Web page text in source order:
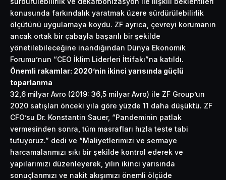
konusunda farkındalık yaratmak üzere sürdürülebilirlik
ölçütünü uygulamaya koydu. ZF ayrıca, çevreyi korumanın
ancak ortak bir çabayla başarılı bir şekilde
yönetilebileceğine inandığından Dünya Ekonomik
Forumu’nun “CEO İklim Liderleri İttifakı”na katıldı.
Önemli rakamlar: 2020’nin ikinci yarısında güçlü
toparlanma
32,6 milyar Avro (2019: 36,5 milyar Avro) ile ZF Group’un
2020 satışları önceki yıla göre yüzde 11 daha düşüktü. ZF
CFO’su Dr. Konstantin Sauer, “Pandeminin patlak
vermesinden sonra, tüm masrafları hızla teste tabi
tutuyoruz.” dedi ve “Maliyetlerimizi ve sermaye
harcamalarımızı sıkı bir şekilde kontrol ederek ve
yapılarımızı düzenleyerek, yılın ikinci yarısında
sonuçlarımızı ve nakit akışımızı önemli ölçüde